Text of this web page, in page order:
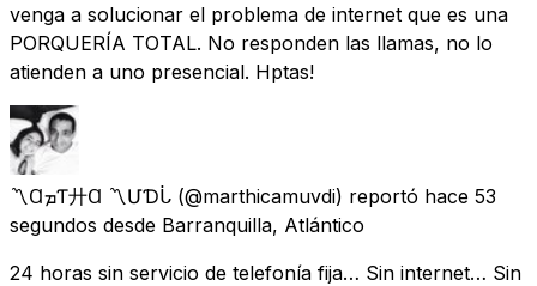
venga a solucionar el problema de internet que es una
PORQUERÍA TOTAL. No responden las llamas, no lo
atienden a uno presencial. Hptas!
〽️ⱭܡƬ⼶Ɑ 〽️ՄѴƊᒑ (@marthicamuvdi) reportó hace 53
segundos desde Barranquilla, Atlántico
24 horas sin servicio de telefonía fija… Sin internet… Sin